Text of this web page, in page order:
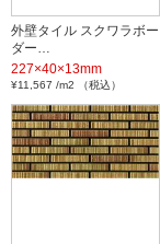
外壁タイル スクワラボー
ダー…
227×40×13mm
¥11,567 /m2 （税込）